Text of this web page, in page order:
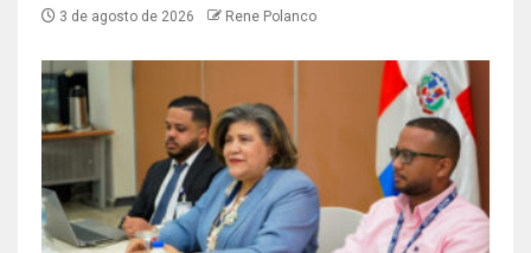
3 de agosto de 2026 Rene Polanco